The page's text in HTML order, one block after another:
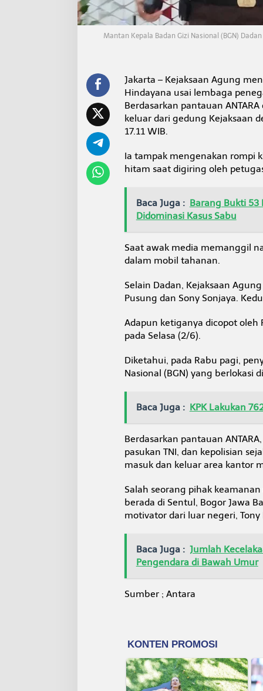
H
i
n
d
Mantan Kepala Badan Gizi Nasional (BGN)
Jakarta – Kejaksaan Agung
Hindayana usai lembaga
Berdasarkan pantauan
keluar dari gedung Kejaksaan
17.11 WIB.
Ia tampak mengenakan rompi
hitam saat digiring oleh
Baca Juga : Barang Bukti 53
Didominasi Kasus Sabu
Saat awak media memanggil
dalam mobil tahanan.
Selain Dadan, Kejaksaan
Pusung dan Sony Sonjaya.
Adapun ketiganya dicopot oleh
pada Selasa (2/6).
Diketahui, pada Rabu pagi,
Nasional (BGN) yang berlokasi
Baca Juga : KPK Lakukan
Berdasarkan pantauan
pasukan TNI, dan kepolisian
masuk dan keluar area kantor
Salah seorang pihak
berada di Sentul, Bogor Jawa
motivator dari luar negeri, Tony
Baca Juga : Jumlah
Pengendara di Bawah Umur
Sumber ; Antara